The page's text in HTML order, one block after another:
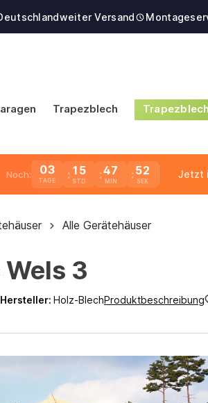
Versand
Trapezblech
Noch: 03
TAGE
15 47 50 Jetzt
Alle Gerätehäuser
3
Hersteller: Holz-BlechProduktbeschreibung